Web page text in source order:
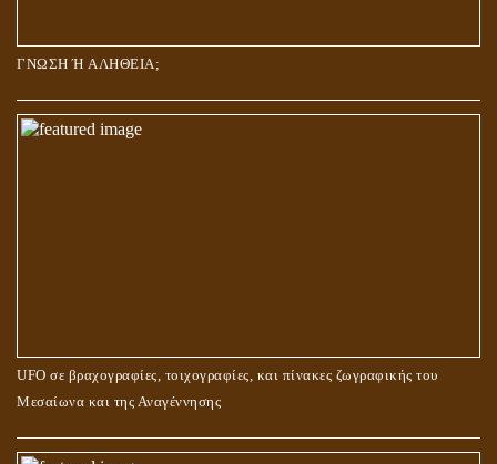
ΓΝΩΣΗ Ή ΑΛΗΘΕΙΑ;
UFO σε βραχογραφίες, τοιχογραφίες, και πίνακες ζωγραφικής του
Μεσαίωνα και της Αναγέννησης